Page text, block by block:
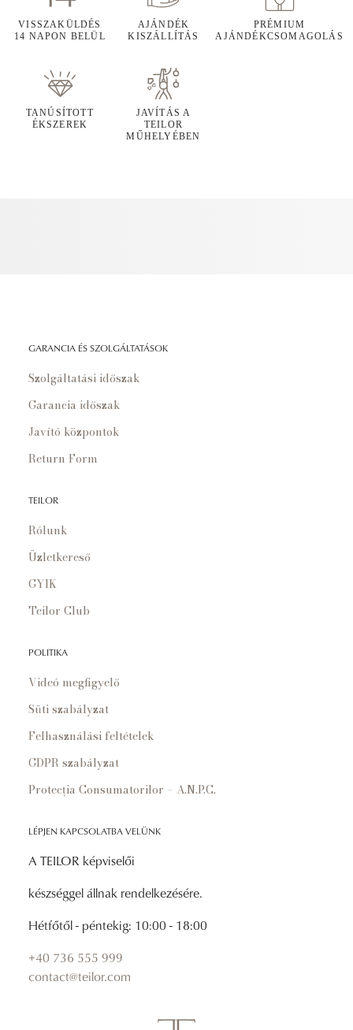
VISSZAKÜLDÉS
14 NAPON BELÜL
AJÁNDÉK
KISZÁLLÍTÁS
PRÉMIUM
AJÁNDÉKCSOMAGOLÁS
TANÚSÍTOTT
ÉKSZEREK
JAVÍTÁS A
TEILOR
MŰHELYÉBEN
GARANCIA ÉS SZOLGÁLTATÁSOK
Szolgáltatási időszak
Garancia időszak
Javító központok
Return Form
TEILOR
Rólunk
Üzletkereső
GYIK
Teilor Club
POLITIKA
Videó megfigyelő
Süti szabályzat
Felhasználási feltételek
GDPR szabályzat
Protecția Consumatorilor – A.N.P.C.
LÉPJEN KAPCSOLATBA VELÜNK
A TEILOR képviselői
készséggel állnak rendelkezésére.
Hétfőtől - péntekig: 10:00 - 18:00
+40 736 555 999
contact@teilor.com